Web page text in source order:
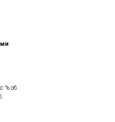
% об.